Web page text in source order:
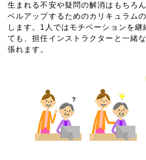
生まれる不安や疑問の解消はもちろ
ベルアップするためのカリキュラム
します。1人ではモチベーションを継
ても、担任インストラクターと一緒
張れます。